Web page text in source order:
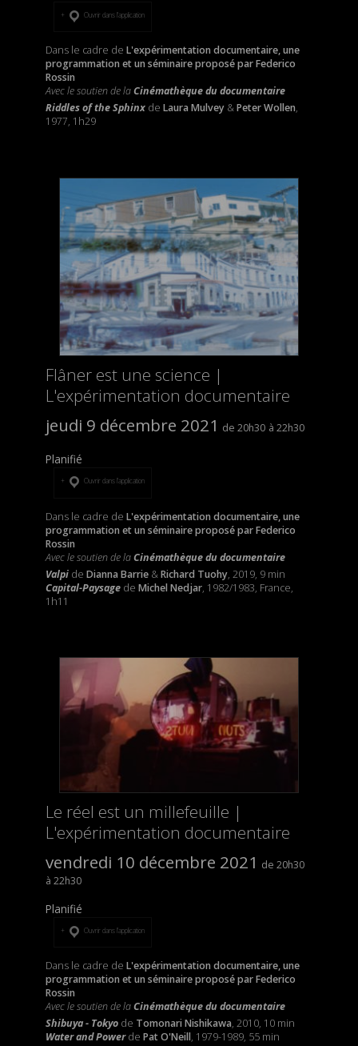
Ouvrir dans l’application
Dans le cadre de L'expérimentation documentaire, une
programmation et un séminaire proposé par Federico
Rossin
Avec le soutien de laCinémathèque du documentaire
Riddles of the Sphinx de Laura Mulvey&Peter Wollen,
1977, 1h29
Flâner est une science |
L'expérimentation documentaire
jeudi 9 décembre 2021
20h30 22h30
Planifié
Ouvrir dans l’application
Dans le cadre de L'expérimentation documentaire, une
programmation et un séminaire proposé par Federico
Rossin
Avec le soutien de laCinémathèque du documentaire
Valpi de Dianna Barrie&Richard Tuohy, 2019, 9 min
Capital-Paysage de Michel Nedjar, 1982/1983, France,
1h11
Le réel est un millefeuille |
L'expérimentation documentaire
vendredi 10 décembre 2021
20h30
22h30
Planifié
Ouvrir dans l’application
Dans le cadre de L'expérimentation documentaire, une
programmation et un séminaire proposé par Federico
Rossin
Avec le soutien de laCinémathèque du documentaire
Shibuya - Tokyode Tomonari Nishikawa, 2010, 10 min
Water and Power de Pat O'Neill, 1979-1989, 55 min